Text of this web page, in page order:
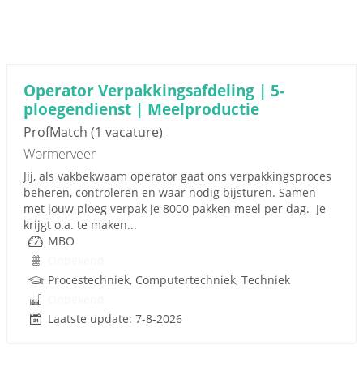
Operator Verpakkingsafdeling | 5-
ploegendienst | Meelproductie
ProfMatch (1 vacature)
Wormerveer
Jij, als vakbekwaam operator gaat ons verpakkingsproces
beheren, controleren en waar nodig bijsturen. Samen
met jouw ploeg verpak je 8000 pakken meel per dag. Je
krijgt o.a. te maken...
MBO
Procestechniek, Computertechniek, Techniek
Laatste update: 7-8-2026